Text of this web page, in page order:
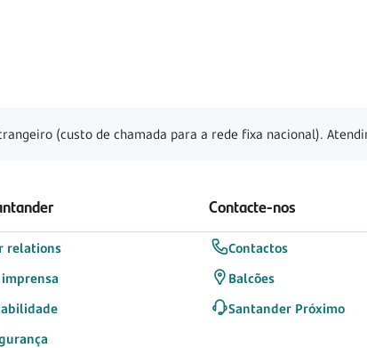
(custo de chamada para a rede fixa nacional).
relations
Contacte-nos
Contactos
Balcões
Santander Próximo